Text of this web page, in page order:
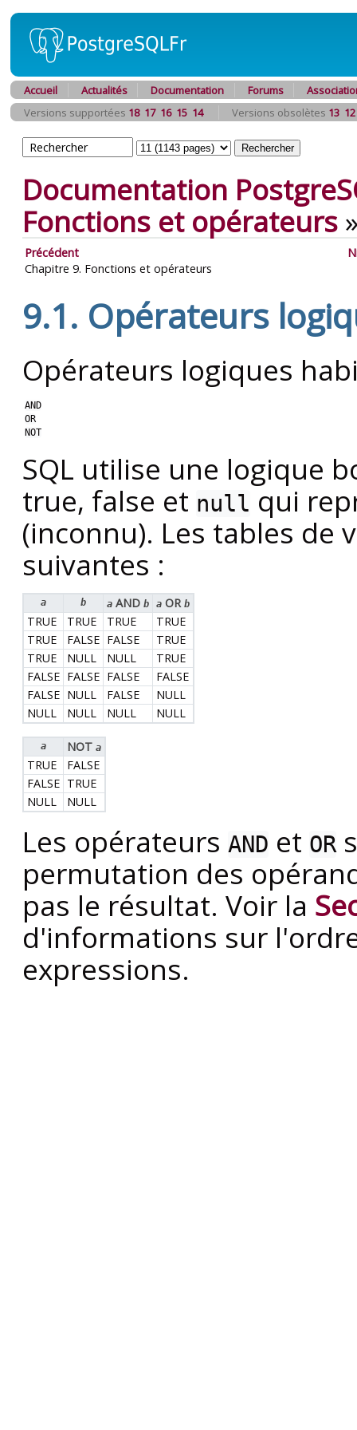
Accueil Actualités Documentation Forums
Versions supportées 18 17 16 15 14 Versions obsolètes 13 12
Documentation
Fonctions et opérateurs
Précédent
Chapitre 9. Fonctions et opérateurs
9.1. Opérateurs
Opérateurs logiques
AND
OR
NOT
SQL utilise une logique
true, false et null qui
(inconnu). Les tables de
suivantes :
a b a AND b a OR b
TRUE TRUE TRUE
TRUE
TRUE
FALSE FALSE
TRUE
TRUE
NULL NULL
TRUE
FALSE FALSE FALSE
FALSE
FALSE NULL FALSE
NULL
NULL
NULL NULL NULL
a NOT a
TRUE
FALSE
FALSE TRUE
NULL
NULL
Les opérateurs AND et OR
permutation des
pas le résultat. Voir la
d'informations sur
expressions.